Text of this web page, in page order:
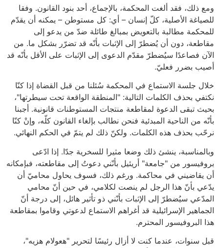
ومع ذلك، فقد ألغت المحكمة، بالإجماع، أحد بنود القانون. وفقا
للصياغة الأصلية، كلّ إنسان – أي: كل مستوطن – يمكنه أن يقدّم
للمحكمة مطالبة بالتعويض بمبالغ طائلة ضدّ من يدعو إلى
مقاطعة، دون أن يُضطرّ إلى الإثبات بأنّه قد تضرّر بشكل ما. من
الآن فصاعدًا سيُضطرّ مقدّم الدعوى إلى الإثبات على الأقل بأنّه قد
أصيب بضرر فعليّ.
خلال جلسة الاستماع في المحكمة سُئلنا من قبل القضاة إذا كنّا
نكتفي بحذف الكلمات التالية: "المنطقة الواقعة تحت سيطرتها"،
بحيث تبقى الدعوة لمقاطعة منتجات المستوطنات قانونية. أجبنا
بأنّه من الناحية المبدئية فنحن نطالب بإلغاء القانون كلّه، وإنْ كنّا
نرحّب بحذف هذه الكلمات. ولكنّ ذلك لم يتمّ في الحكم النهائي.
وبالمناسبة، ينشئ ذلك وضعا مثيرا للسخرية جدّا. إذا ادّعى
بروفيسور من "جامعة" أريئيل بأنّني دعوتُ إلى مقاطعته، فبإمكانه
أن يقاضيني في محاكمة. ورغم ذلك، فسوف يحاول محاميّ أن
يدّعي بأنّ هذا الرجل لم ينصت لكلامي، في حين أنّ محامي
المدّعي سيُضطرّ إلى الإثبات بأنّني ذو تأثير هائل، إلى درجة أنّ
الجماهير الإسرائيلية قد أغراهم الاستماع لدعوتي وقاموا بمقاطعة
هذا البروفيسور المحترم.
قبل سنوات، عندما كنت لا أزال رئيسًا لتحرير "هعولام هزيه"،